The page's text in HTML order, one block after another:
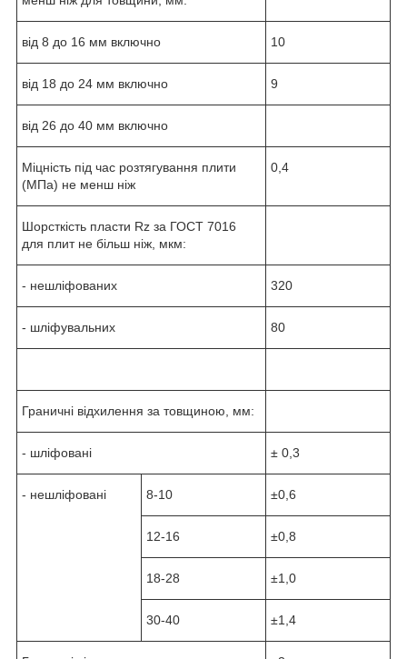
від 8 до 16 мм включно 10
від 18 до 24 мм включно 9
від 26 до 40 мм включно
Міцність під час розтягування плити
(МПа) не менш ніж
0,4
Шорсткість пласти Rz за ГОСТ 7016
для плит не більш ніж, мкм:
- нешліфованих 320
- шліфувальних 80
Граничні відхилення за товщиною, мм:
- шліфовані ± 0,3
- нешліфовані 8-10 ±0,6
12-16 ±0,8
18-28 ±1,0
30-40 ±1,4